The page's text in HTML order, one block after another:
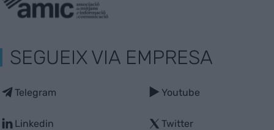
SEGUEIX VIA EMPRESA
Telegram
Linkedin
Youtube
Twitter